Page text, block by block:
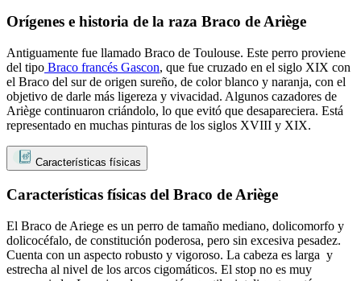
Orígenes e historia de la raza Braco de Ariège
Antiguamente fue llamado Braco de Toulouse. Este perro proviene
del tipo Braco francés Gascon, que fue cruzado en el siglo XIX con
el Braco del sur de origen sureño, de color blanco y naranja, con el
objetivo de darle más ligereza y vivacidad. Algunos cazadores de
Ariège continuaron criándolo, lo que evitó que desapareciera. Está
representado en muchas pinturas de los siglos XVIII y XIX.
Características físicas
Características físicas del Braco de Ariège
El Braco de Ariege es un perro de tamaño mediano, dolicomorfo y
dolicocéfalo, de constitución poderosa, pero sin excesiva pesadez.
Cuenta con un aspecto robusto y vigoroso. La cabeza es larga y
estrecha al nivel de los arcos cigomáticos. El stop no es muy